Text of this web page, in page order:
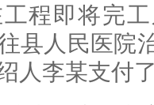
程即将完
县人民医院
人李某支付